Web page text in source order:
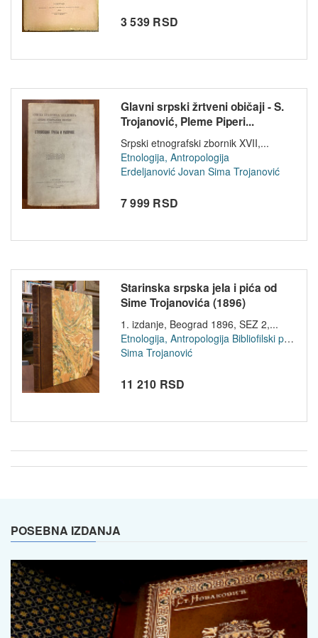
3 539 RSD
Glavni srpski žrtveni običaji - S.
Trojanović, Pleme Piperi...
Srpski etnografski zbornik XVII,...
Etnologija, Antropologija
Erdeljanović Jovan Sima Trojanović
7 999 RSD
Starinska srpska jela i pića od
Sime Trojanovića (1896)
1. izdanje, Beograd 1896, SEZ 2,...
Etnologija, Antropologija Bibliofilski primerci
Sima Trojanović
11 210 RSD
POSEBNA IZDANJA